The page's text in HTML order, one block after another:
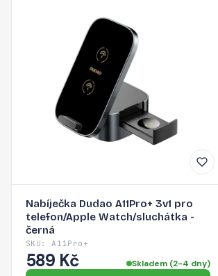
Nabíječka Dudao A11Pro+ 3v1 pro
telefon/Apple Watch/sluchátka -
černá
SKU: A11Pro+
589 Kč Skladem (2-4 dny)